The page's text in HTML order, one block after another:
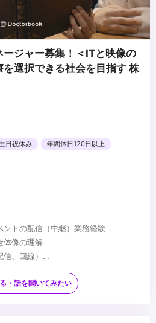
ジャー募集！＜ITと映像の
選択できる社会を目指す 株
土日祝休み 年間休日120日以上
ントの配信（中継）業務経験
体像の理解
、回線）
・話を聞いてみたい